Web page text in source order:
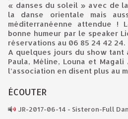
« danses du soleil » avec de
la danse orientale mais
méditerranéenne attendue !
bonne humeur par le speaker
réservations au 06 85 24 42 24.
A quelques jours du show tant
Paula, Méline, Louna et
l’association en disent plus au
ÉCOUTER
JR-2017-06-14 - Sisteron-Full